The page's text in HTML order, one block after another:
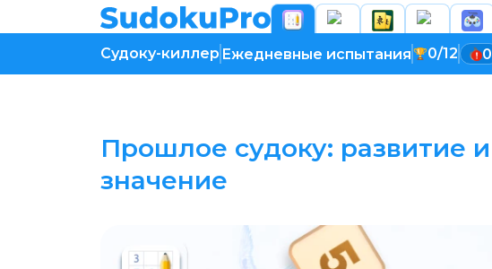
Судоку-киллер Ежедневные испытания 0/12 0
Прошлое судоку: развитие
значение